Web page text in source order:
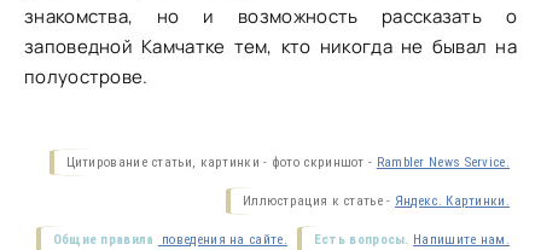
знакомства, но и возможность рассказать о
заповедной Камчатке тем, кто никогда не бывал на
полуострове.
Цитирование статьи, картинки - фото скриншот - Rambler News Service.
Иллюстрация к статье - Яндекс. Картинки.
Есть вопросы. Напишите нам.
Общие правила поведения на сайте.